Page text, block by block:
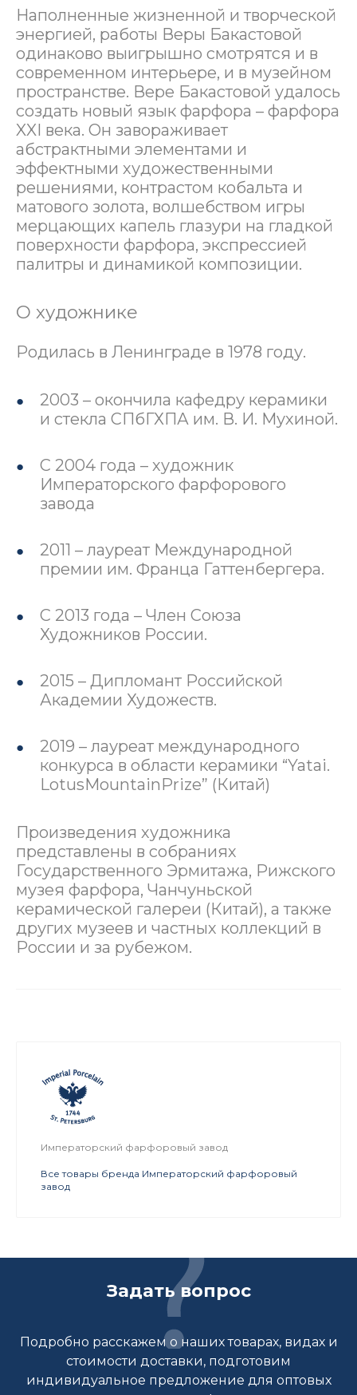
Наполненные жизненной и творческой
энергией, работы Веры Бакастовой
одинаково выигрышно смотрятся и в
современном интерьере, и в музейном
пространстве. Вере Бакастовой удалось
создать новый язык фарфора – фарфора
XXI века. Он завораживает
абстрактными элементами и
эффектными художественными
решениями, контрастом кобальта и
матового золота, волшебством игры
мерцающих капель глазури на гладкой
поверхности фарфора, экспрессией
палитры и динамикой композиции.
О художнике
Родилась в Ленинграде в 1978 году.
2003 – окончила кафедру керамики
и стекла СПбГХПА им. В. И. Мухиной.
С 2004 года – художник
Императорского фарфорового
завода
2011 – лауреат Международной
премии им. Франца Гаттенбергера.
С 2013 года – Член Союза
Художников России.
2015 – Дипломант Российской
Академии Художеств.
2019 – лауреат международного
конкурса в области керамики “Yatai.
LotusMountainPrize” (Китай)
Произведения художника
представлены в собраниях
Государственного Эрмитажа, Рижского
музея фарфора, Чанчуньской
керамической галереи (Китай), а также
других музеев и частных коллекций в
России и за рубежом.
Императорский фарфоровый завод
Все товары бренда Императорский фарфоровый
завод
Задать вопрос
Подробно расскажем о наших товарах, видах и
стоимости доставки, подготовим
индивидуальное предложение для оптовых